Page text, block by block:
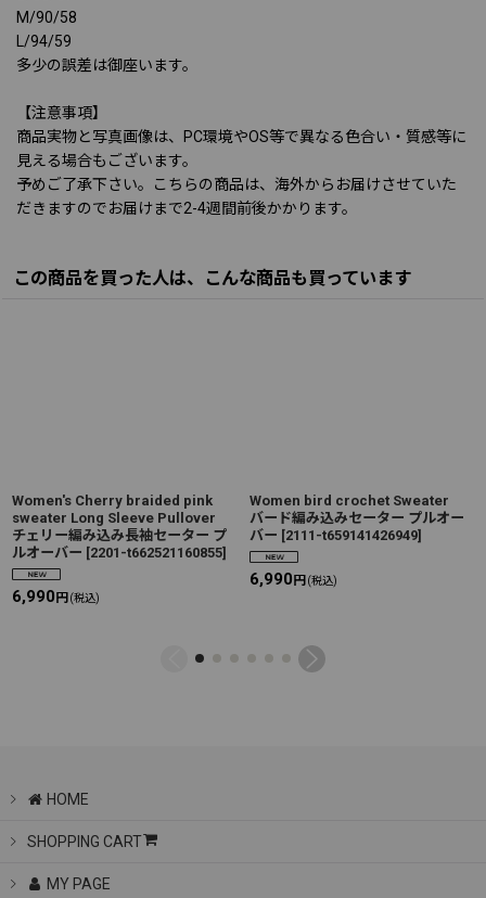
M/90/58
L/94/59
多少の誤差は御座います。
【注意事項】
商品実物と写真画像は、PC環境やOS等で異なる色合い・質感等に
見える場合もございます。
予めご了承下さい。こちらの商品は、海外からお届けさせていた
だきますのでお届けまで2-4週間前後かかります。
この商品を買った人は、こんな商品も買っています
Women's Cherry braided pink
sweater Long Sleeve Pullover
チェリー編み込み長袖セーター プ
ルオーバー [2201-t662521160855]
6,990 円 (税込)
Women bird crochet Sweater
バード編み込みセーター プルオー
バー [2111-t659141426949]
6,990 円 (税込)
HOME
SHOPPING CART
MY PAGE